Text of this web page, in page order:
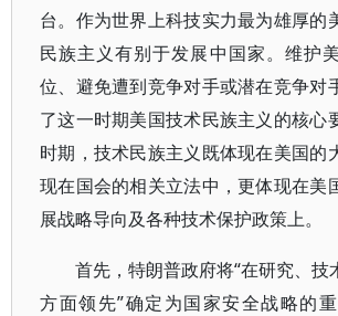
台。作为世界上科技实力最为雄厚的
民族主义有别于发展中国家。维护
位、避免遭到竞争对手或潜在竞争对
了这一时期美国技术民族主义的核心
时期，技术民族主义既体现在美国的
现在国会的相关立法中，更体现在美
展战略导向及各种技术保护政策上。
首先，特朗普政府将“在研究、技
方面领先”确定为国家安全战略的